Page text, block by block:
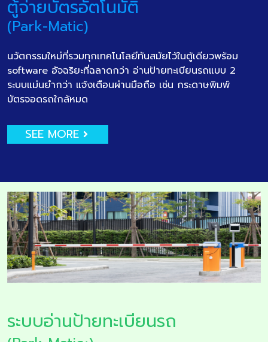
ตู้จ่ายบัตรอัตโนมัติ
(Park-Matic)
นวัตกรรมใหม่ที่รวมทุกเทคโนโลยีทันสมัยไว้ในตู้เดียวพร้อม
software อัจฉริยะที่ฉลาดกว่า อ่านป้ายทะเบียนรถแบบ 2
ระบบแม่นยำกว่า แจ้งเตือนผ่านมือถือ เช่น กระดาษพิมพ์
บัตรจอดรถใกล้หมด
SEE MORE
ระบบอ่านป้ายทะเบียนรถ